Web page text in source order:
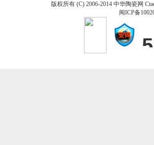
版权所有 (C) 2006-2014 中华陶瓷网
闽ICP备